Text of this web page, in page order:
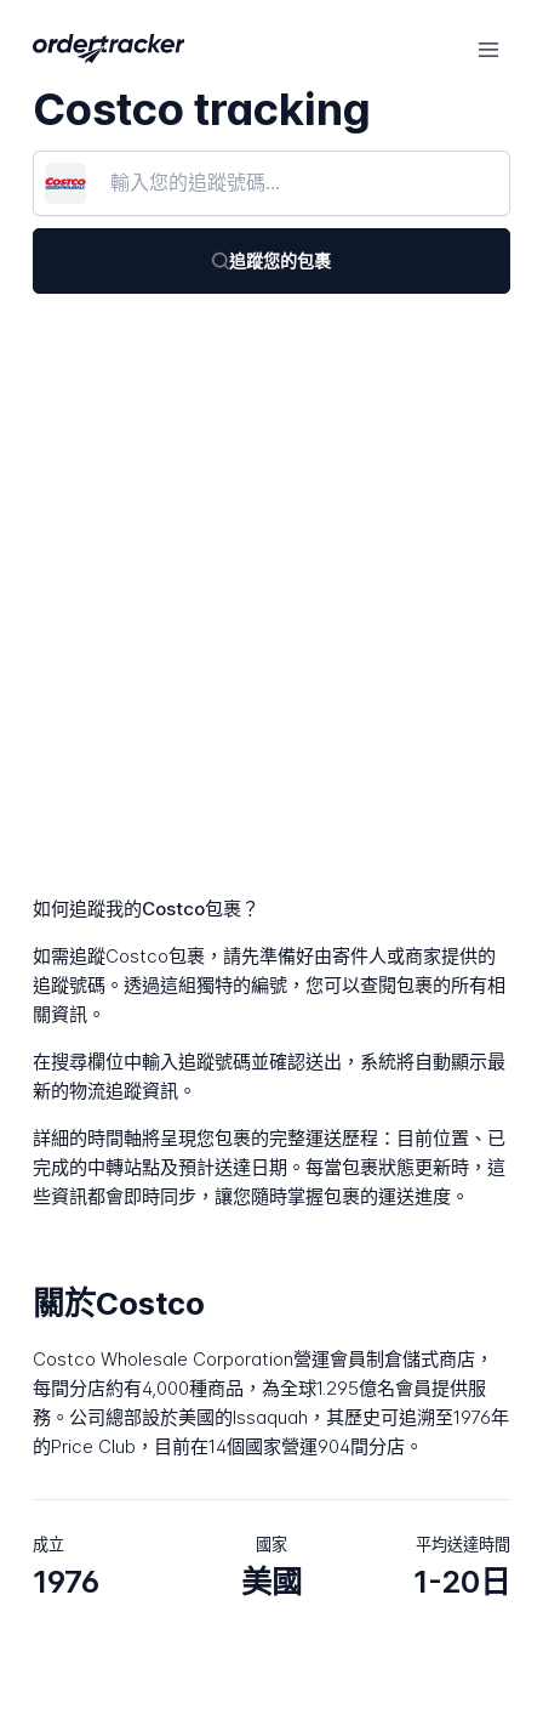
Costco tracking
追蹤您的包裹
如何追蹤我的Costco包裹？
如需追蹤Costco包裹，請先準備好由寄件人或商家提供的
追蹤號碼。透過這組獨特的編號，您可以查閱包裹的所有相
關資訊。
在搜尋欄位中輸入追蹤號碼並確認送出，系統將自動顯示最
新的物流追蹤資訊。
詳細的時間軸將呈現您包裹的完整運送歷程：目前位置、已
完成的中轉站點及預計送達日期。每當包裹狀態更新時，這
些資訊都會即時同步，讓您隨時掌握包裹的運送進度。
關於Costco
Costco Wholesale Corporation營運會員制倉儲式商店，
每間分店約有4,000種商品，為全球1.295億名會員提供服
務。公司總部設於美國的Issaquah，其歷史可追溯至1976年
的Price Club，目前在14個國家營運904間分店。
成立
1976
國家
美國
平均送達時間
1-20日